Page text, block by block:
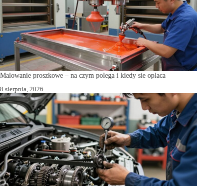
Malowanie proszkowe – na czym polega i kiedy sie oplaca
8 sierpnia, 2026